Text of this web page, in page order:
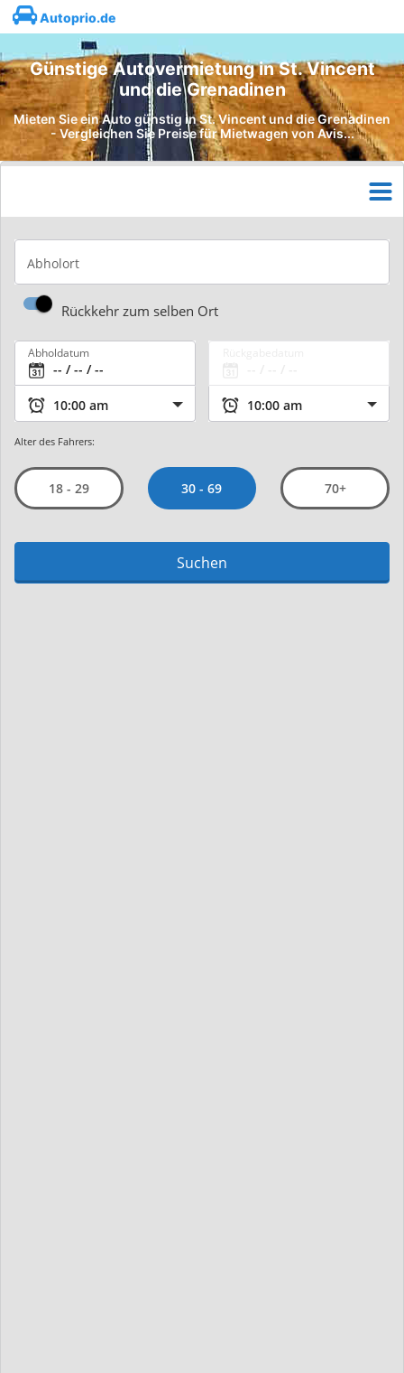
Autoprio.de
Günstige Autovermietung in St. Vincent
und die Grenadinen
Mieten Sie ein Auto günstig in St. Vincent und die Grenadinen
- Vergleichen Sie Preise für Mietwagen von Avis...
Abholort
Rückkehr zum selben Ort
Abholdatum
Alter des Fahrers:
18 - 29 30 - 69 70+
Suchen